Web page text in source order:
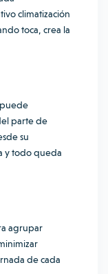
climatización
toca, crea la
puede
parte de
su
y todo queda
agrupar
de cada